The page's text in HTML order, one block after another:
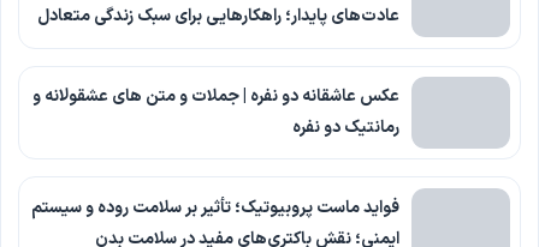
عادت‌های پایدار؛ راهکارهایی برای سبک زندگی متعادل
عکس عاشقانه دو نفره | جملات و متن های عشقولانه و
رمانتیک دو نفره
فواید ماست پروبیوتیک؛ تأثیر بر سلامت روده و سیستم
ایمنی؛ نقش باکتری‌های مفید در سلامت بدن